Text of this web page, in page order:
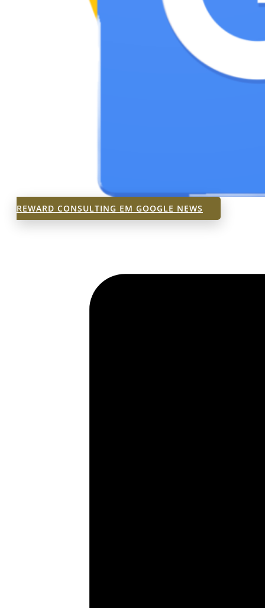
REWARD CONSULTING EM GOOGLE NEWS